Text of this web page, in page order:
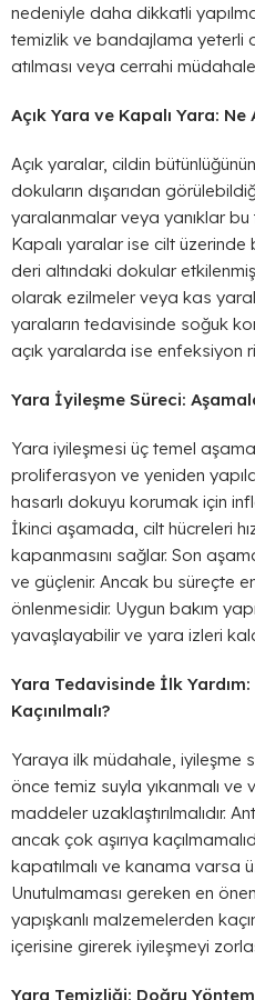
nedeniyle daha dikkatli
temizlik ve bandajlama yeterli
atılması veya cerrahi
Açık Yara ve Kapalı Yara:
Açık yaralar, cildin
dokuların dışarıdan
yaralanmalar veya yanıklar bu
Kapalı yaralar ise cilt
deri altındaki dokular
olarak ezilmeler veya kas
yaraların tedavisinde soğuk
açık yaralarda ise enfeksiyon
Yara İyileşme Süreci:
Yara iyileşmesi üç temel
proliferasyon ve yeniden
hasarlı dokuyu korumak için
İkinci aşamada, cilt hücreleri
kapanmasını sağlar. Son
ve güçlenir. Ancak bu süreçte
önlenmesidir. Uygun bakım
yavaşlayabilir ve yara izleri
Yara Tedavisinde İlk Yardım:
Kaçınılmalı?
Yaraya ilk müdahale, iyileşme
önce temiz suyla yıkanmalı
maddeler uzaklaştırılmalıdır.
ancak çok aşırıya
kapatılmalı ve kanama varsa
Unutulmaması gereken en
yapışkanlı malzemelerden
içerisine girerek iyileşmeyi
Yara Temizliği: Doğru